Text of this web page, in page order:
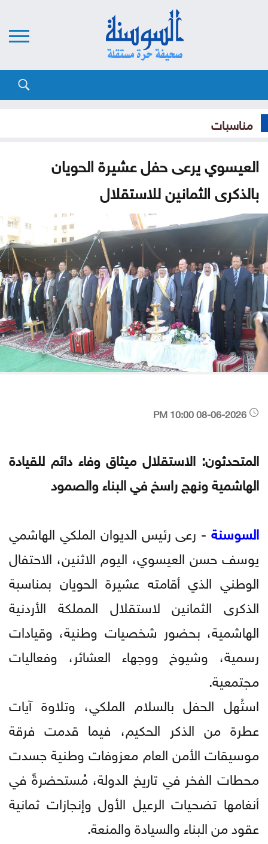
مناسبات
العيسوي يرعى حفل عشيرة الحويان
بالذكرى الثمانين للاستقلال
المتحدثون: الاستقلال ميثاق وفاء دائم للقيادة
الهاشمية ونهج راسخ في البناء والصمود
السوسنة - رعى رئيس الديوان الملكي الهاشمي
يوسف حسن العيسوي، اليوم الاثنين، الاحتفال
الوطني الذي أقامته عشيرة الحويان بمناسبة
الذكرى الثمانين لاستقلال المملكة الأردنية
الهاشمية، بحضور شخصيات وطنية، وقيادات
رسمية، وشيوخ ووجهاء العشائر، وفعاليات
مجتمعية.
استُهل الحفل بالسلام الملكي، وتلاوة آيات
عطرة من الذكر الحكيم، فيما قدمت فرقة
موسيقات الأمن العام معزوفات وطنية جسدت
محطات الفخر في تاريخ الدولة، مُستحضرةً في
أنغامها تضحيات الرعيل الأول وإنجازات ثمانية
عقود من البناء والسيادة والمنعة.